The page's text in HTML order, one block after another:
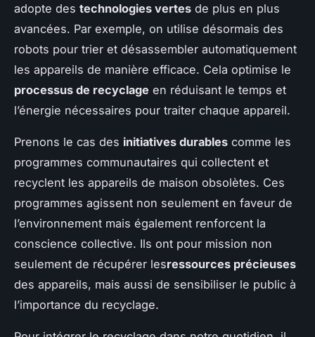
adopte des technologies vertes de plus en plus
avancées. Par exemple, on utilise désormais des
robots pour trier et désassembler automatiquement
les appareils de manière efficace. Cela optimise le
processus de recyclage en réduisant le temps et
l’énergie nécessaires pour traiter chaque appareil.
Prenons le cas des initiatives durables comme les
programmes communautaires qui collectent et
recyclent les appareils de maison obsolètes. Ces
programmes agissent non seulement en faveur de
l’environnement mais également renforcent la
conscience collective. Ils ont pour mission non
seulement de récupérer lesressources précieuses
des appareils, mais aussi de sensibiliser le public à
l’importance du recyclage.